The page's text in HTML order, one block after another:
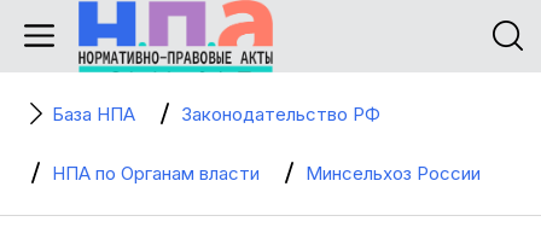
База НПА Законодательство РФ
НПА по Органам власти Минсельхоз России